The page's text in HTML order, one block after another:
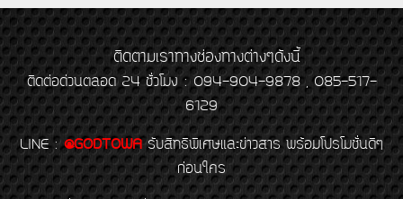
ติดตามเราทางช่องทางต่างๆดังนี้
ติดต่อด่วนตลอด 24 ชั่วโมง : 094-904-9878 , 085-517-
6129
LINE : @GODTOWA รับสิทธิพิเศษและข่าวสาร พร้อมโปรโมชั่นดีๆ
ก่อนใคร